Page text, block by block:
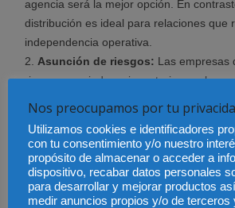
agencia será la mejor opción. En
distribución es ideal para relaciones que
independencia operativa.
Asunción de riesgos: Las empresas
riesgos asociados a inventarios suelen
Regulación y flexibilidad:
Mientras
agencia está estrictamente regulado, el
ofrece mayor adaptabilidad, aunque
detallada para evitar conflictos.
Nos preocupamos por tu
Utilizamos cookies e identificadores
con tu consentimiento y/o nuestro
propósito de almacenar o acceder a
dispositivo, recabar datos personales
para desarrollar y mejorar productos
medir anuncios propios y/o de terceros